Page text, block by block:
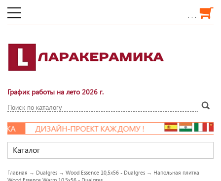
. . .
График работы на лето 2026 г.
ДИЗАЙН-ПРОЕКТ КАЖДОМУ !
Каталог
Главная → Dualgres → Wood Essence 10,5x56 - Dualgres → Напольная плитка